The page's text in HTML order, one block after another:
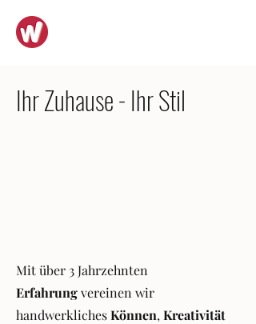
Ihr Zuhause - Ihr Stil
Mit über 3 Jahrzehnten
Erfahrungvereinen wir
handwerklichesKönnen, Kreativität